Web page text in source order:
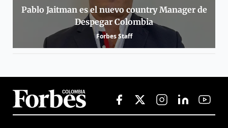
Pablo Jaitman es el nuevo country Manager de
Despegar Colombia
Forbes Staff